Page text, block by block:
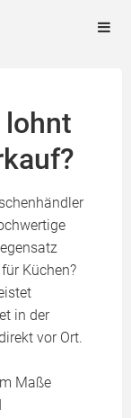
lohnt
Küchen?
in der
vor Ort.
Maße